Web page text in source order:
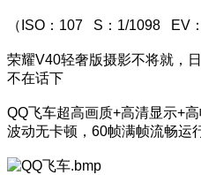
（ISO：107 S：1/1098 EV
荣耀V40轻奢版摄影不将就，
不在话下
QQ飞车超高画质+高清显示+
波动无卡顿，60帧满帧流畅运